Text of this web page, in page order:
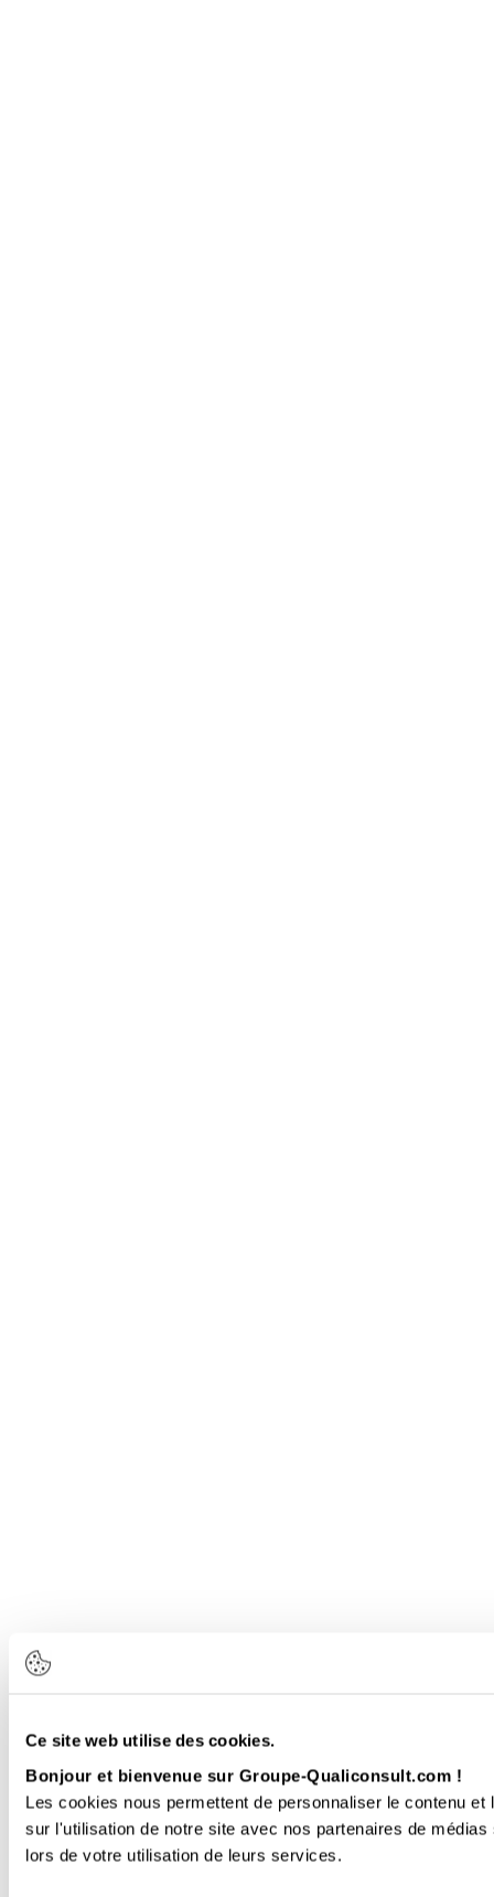
Ce site web utilise des cookies.
Bonjour et bienvenue sur Groupe-Qualiconsult.com !
Les cookies nous permettent de personnaliser le contenu
sur l'utilisation de notre site avec nos partenaires de
lors de votre utilisation de leurs services.